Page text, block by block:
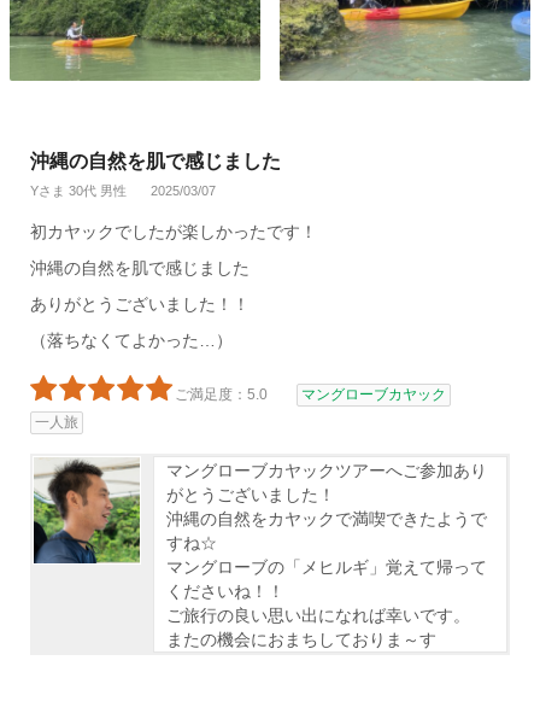
沖縄の自然を肌で感じました
Yさま 30代 男性 2025/03/07
初カヤックでしたが楽しかったです！
沖縄の自然を肌で感じました
ありがとうございました！！
（落ちなくてよかった…）
ご満足度：5.0
マングローブカヤック
一人旅
マングローブカヤックツアーへご参加あり
がとうございました！
沖縄の自然をカヤックで満喫できたようで
すね☆
マングローブの「メヒルギ」覚えて帰って
くださいね！！
ご旅行の良い思い出になれば幸いです。
またの機会におまちしておりま～す